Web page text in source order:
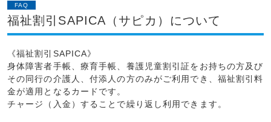
FAQ
福祉割引SAPICA（サピカ）について
《福祉割引SAPICA》
身体障害者手帳、療育手帳、養護児童割引証をお持ちの方及び
その同行の介護人、付添人の方のみがご利用でき、福祉割引料
金が適用となるカードです。
チャージ（入金）することで繰り返し利用できます。